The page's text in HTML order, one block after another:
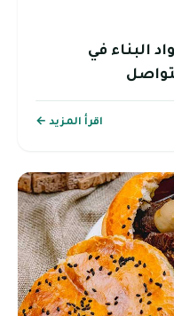
البناء في
اقرأ المزيد ←